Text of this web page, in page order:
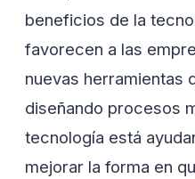
beneficios de la
favorecen a las
nuevas herramientas
diseñando procesos
tecnología está
mejorar la forma en